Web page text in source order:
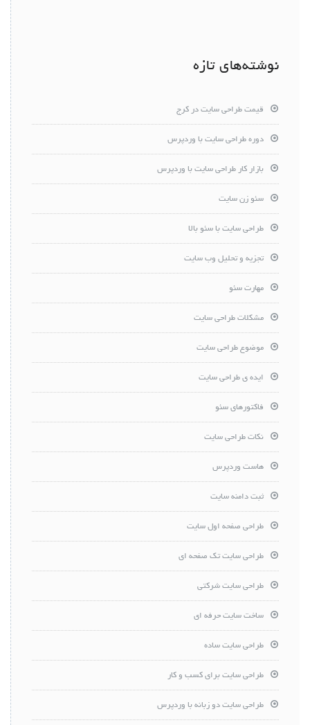
نوشته‌های تازه
قیمت طراحی سایت در کرج
دوره طراحی سایت با وردپرس
بازار کار طراحی سایت با وردپرس
سئو زن سایت
طراحی سایت با سئو بالا
تجزیه و تحلیل وب سایت
مهارت سئو
مشکلات طراحی سایت
موضوع طراحی سایت
ایده ی طراحی سایت
فاکتورهای سئو
نکات طراحی سایت
هاست وردپرس
ثبت دامنه سایت
طراحی صفحه اول سایت
طراحی سایت تک صفحه ای
طراحی سایت شرکتی
ساخت سایت حرفه ای
طراحی سایت ساده
طراحی سایت برای کسب و کار
طراحی سایت دو زبانه با وردپرس